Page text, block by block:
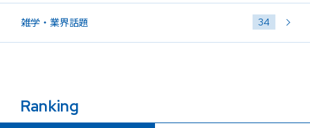
雑学・業界話題 34
Ranking